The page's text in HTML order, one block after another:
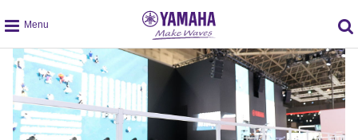
global
navigation